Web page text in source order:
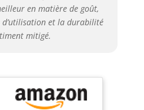
MD18387,
couvercle,
agitateur, gobelet
en matière de goût,
d’utilisation et la durabilité
mitigé.